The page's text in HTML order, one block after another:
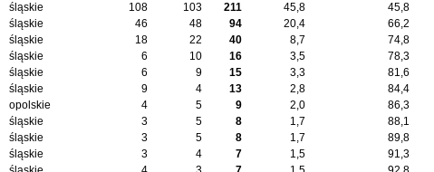
śląskie 108 103 211 45,8 45,8
śląskie 46 48 94 20,4 66,2
śląskie 18 22 40 8,7 74,8
śląskie 6 10 16 3,5 78,3
śląskie 6 9 15 3,3 81,6
śląskie 9 4 13 2,8 84,4
opolskie 4 5 9 2,0 86,3
śląskie 3 5 8 1,7 88,1
śląskie 3 5 8 1,7 89,8
śląskie 3 4 7 1,5 91,3